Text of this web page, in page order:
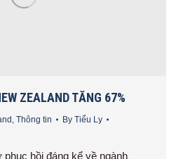
ZEALAND TĂNG 67%
, Thông tin By Tiểu Ly
hồi đáng kể về ngành